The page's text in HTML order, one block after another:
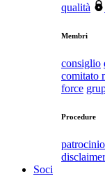
qualità
Membri
consiglio
comitato
force
Procedure
patrocinio
disclaimer
Soci